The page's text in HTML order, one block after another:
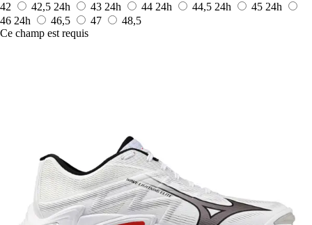
42
42,5 24h 43 24h 44 24h 44,5 24h 45 24h
46 24h 46,5 47
48,5
Ce champ est requis